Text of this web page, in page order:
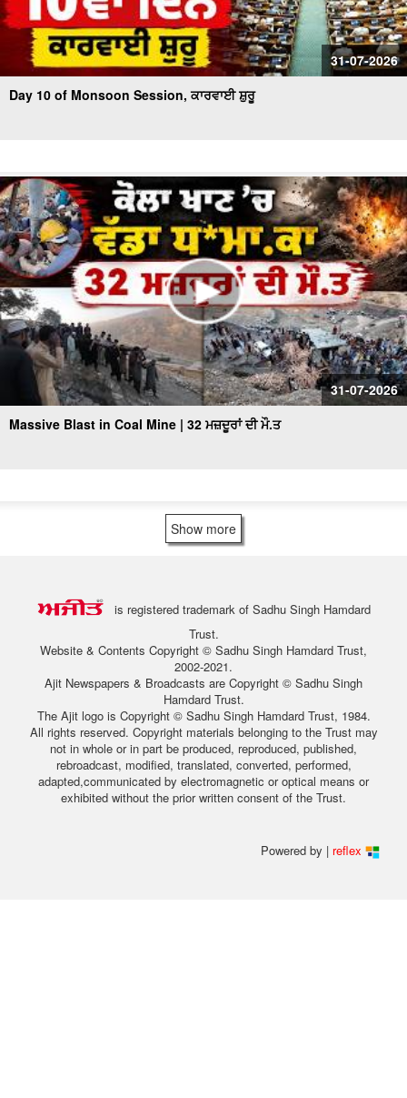
31-07-2026
Day 10 of Monsoon Session, ਕਾਰਵਾਈ ਸ਼ੁਰੂ
31-07-2026
Massive Blast in Coal Mine | 32 ਮਜ਼ਦੂਰਾਂ ਦੀ ਮੌ.ਤ
Show more
is registered trademark of Sadhu Singh Hamdard
Trust.
Website & Contents Copyright © Sadhu Singh Hamdard Trust,
2002-2021.
Ajit Newspapers & Broadcasts are Copyright © Sadhu Singh
Hamdard Trust.
The Ajit logo is Copyright © Sadhu Singh Hamdard Trust, 1984.
All rights reserved. Copyright materials belonging to the Trust may
not in whole or in part be produced, reproduced, published,
rebroadcast, modified, translated, converted, performed,
adapted,communicated by electromagnetic or optical means or
exhibited without the prior written consent of the Trust.
Powered by | reflex